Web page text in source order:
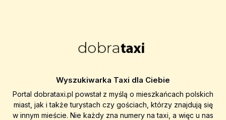
Wyszukiwarka Taxi dla Ciebie
Portal dobrataxi.pl powstał z myślą o mieszkańcach polskich
miast, jak i także turystach czy gościach, którzy znajdują się
w innym mieście. Nie każdy zna numery na taxi, a więc u nas